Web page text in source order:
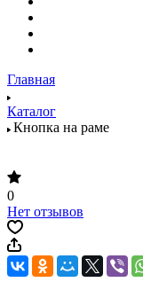
Главная
Каталог
Кнопка на раме
0
Нет отзывов